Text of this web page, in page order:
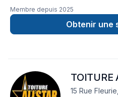
Membre depuis 2025
Obtenir une
TOITURE
15 Rue